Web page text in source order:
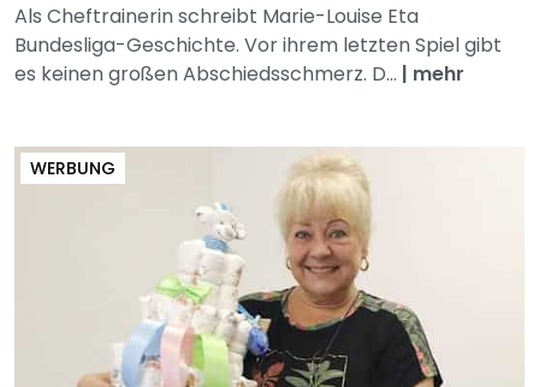
Als Cheftrainerin schreibt Marie-Louise Eta
Bundesliga-Geschichte. Vor ihrem letzten Spiel gibt
es keinen großen Abschiedsschmerz. D... | mehr
WERBUNG